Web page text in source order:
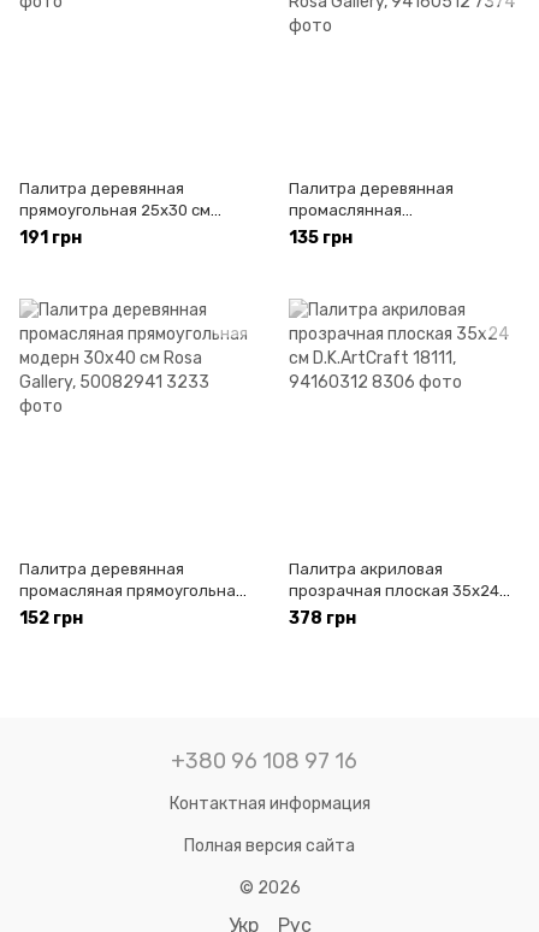
Палитра деревянная
прямоугольная 25х30 см
D.K.ArtCraft, 94160457
191 грн
Палитра деревянная
промаслянная
прямоугольная 20х30 см
135 грн
Палитра деревянная
промасляная прямоугольная
модерн 30х40 см Rosa
152 грн
Палитра акриловая
прозрачная плоская 35х24
см D.K.ArtCraft 18111, 94160312
378 грн
+380 96 108 97 16
Контактная информация
Полная версия сайта
© 2026
Укр Рус